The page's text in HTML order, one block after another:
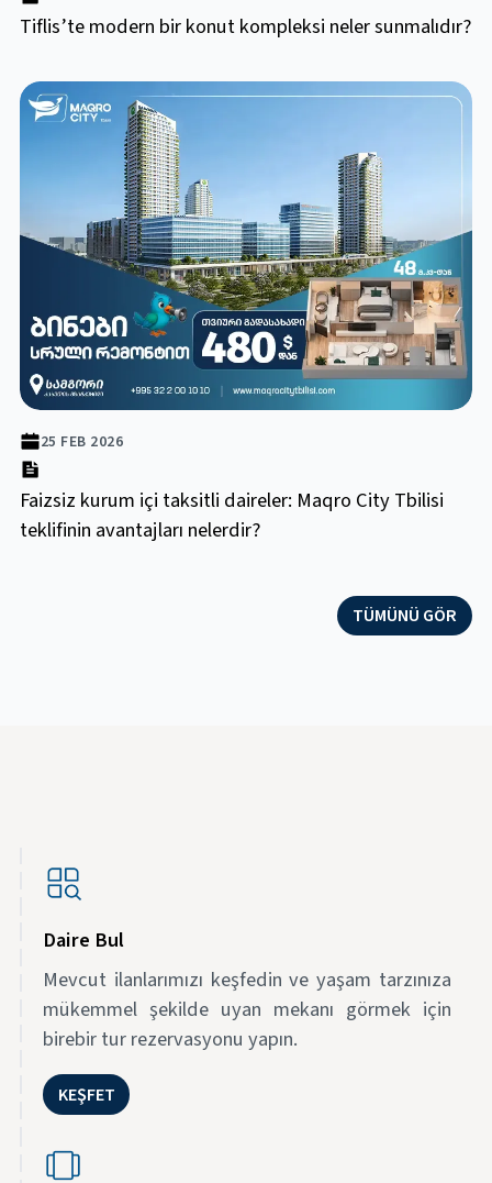
Tiflis’te modern bir konut kompleksi neler sunmalıdır?
25 FEB 2026
Faizsiz kurum içi taksitli daireler: Maqro City Tbilisi
teklifinin avantajları nelerdir?
TÜMÜNÜ GÖR
Daire Bul
Mevcut ilanlarımızı keşfedin ve yaşam tarzınıza
mükemmel şekilde uyan mekanı görmek için
birebir tur rezervasyonu yapın.
KEŞFET